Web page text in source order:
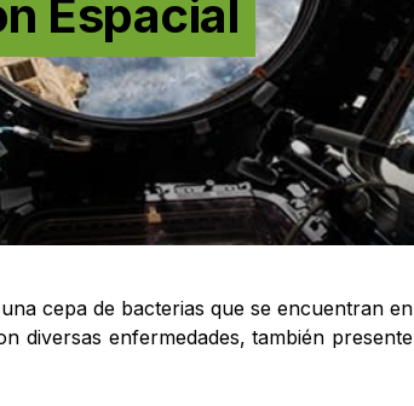
Espacial
cepa de bacterias que se encuentran en
diversas enfermedades, también presente